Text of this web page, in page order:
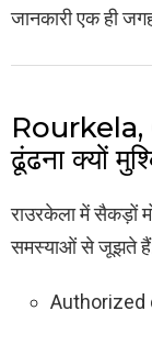
जानकारी एक ही
ढूंढना क्यों
राउरकेला में सैकड़ों
समस्याओं से जूझते
Authorized